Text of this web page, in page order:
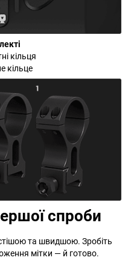
кільця
кільце
спроби
та швидшою. Зробіть
мітки — й готово.